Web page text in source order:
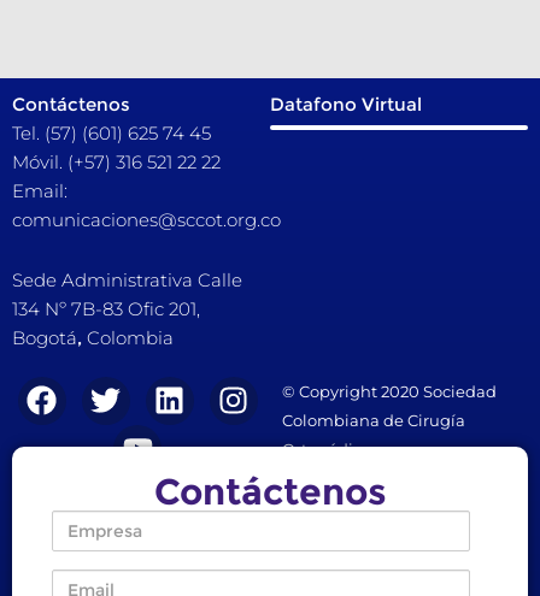
Contáctenos
Tel. (57) (601) 625 74 45
Móvil. (+57) 316 521 22 22
Email:
comunicaciones@sccot.org.co
Sede Administrativa Calle
134 Nº 7B-83 Ofic 201,
Bogotá, Colombia
Download
Download
казино
online
Datafono Virtual
F
a
c
b
o
T
w
i
t
e
r
L
i
n
k
e
i
I
n
s
t
a
r
u
u
b
e
© Copyright 2020 Sociedad
Colombiana de Cirugía
Ortopédica y
Traumatología.
Contáctenos
Empresa
Dirección de correo electrónico